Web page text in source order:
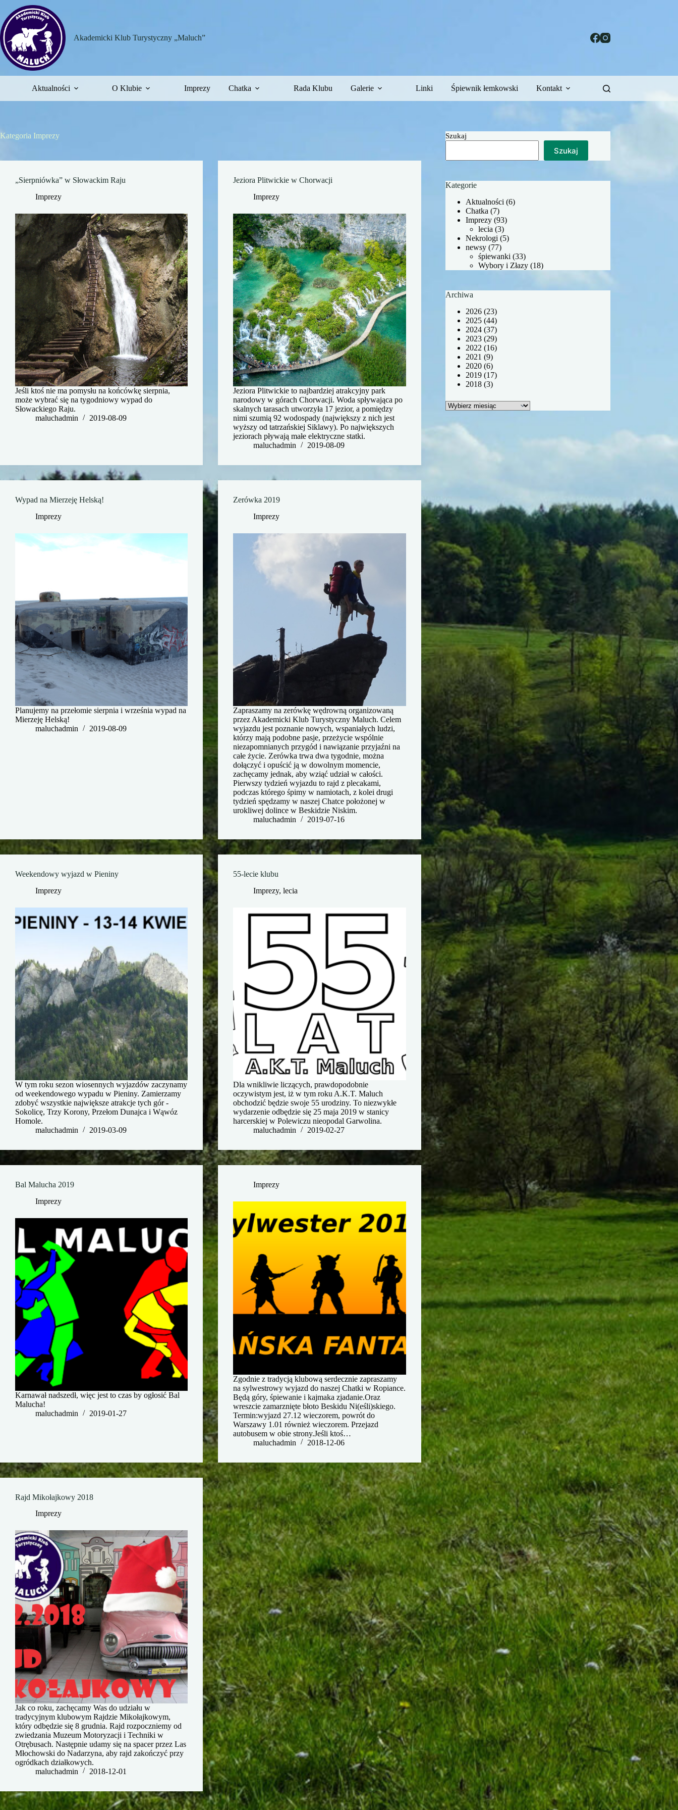
treści
Akademicki Klub Turystyczny „Maluch”
Aktualności O Klubie Imprezy Chatka Rada Klubu Galerie Linki Śpiewnik łemkowski Kontakt
Kategoria Imprezy
„Sierpniówka” w Słowackim Raju
Imprezy
Jeśli ktoś nie ma pomysłu na końcówkę sierpnia,
może wybrać się na tygodniowy wypad do
Słowackiego Raju.
maluchadmin
2019-08-09
Jeziora Plitwickie w Chorwacji
Imprezy
Jeziora Plitwickie to najbardziej atrakcyjny park
narodowy w górach Chorwacji. Woda spływająca po
skalnych tarasach utworzyła 17 jezior, a pomiędzy
nimi szumią 92 wodospady (największy z nich jest
wyższy od tatrzańskiej Siklawy). Po największych
jeziorach pływają małe elektryczne statki.
maluchadmin
2019-08-09
Wypad na Mierzeję Helską!
Imprezy
Planujemy na przełomie sierpnia i września wypad na
Mierzeję Helską!
maluchadmin
2019-08-09
Zerówka 2019
Imprezy
Zapraszamy na zerówkę wędrowną organizowaną
przez Akademicki Klub Turystyczny Maluch. Celem
wyjazdu jest poznanie nowych, wspaniałych ludzi,
którzy mają podobne pasje, przeżycie wspólnie
niezapomnianych przygód i nawiązanie przyjaźni na
całe życie. Zerówka trwa dwa tygodnie, można
dołączyć i opuścić ją w dowolnym momencie,
zachęcamy jednak, aby wziąć udział w całości.
Pierwszy tydzień wyjazdu to rajd z plecakami,
podczas którego śpimy w namiotach, z kolei drugi
tydzień spędzamy w naszej Chatce położonej w
urokliwej dolince w Beskidzie Niskim.
maluchadmin
2019-07-16
Weekendowy wyjazd w Pieniny
Imprezy
W tym roku sezon wiosennych wyjazdów zaczynamy
od weekendowego wypadu w Pieniny. Zamierzamy
zdobyć wszystkie największe atrakcje tych gór -
Sokolicę, Trzy Korony, Przełom Dunajca i Wąwóz
Homole.
maluchadmin
2019-03-09
55-lecie klubu
Imprezy,lecia
Dla wnikliwie liczących, prawdopodobnie
oczywistym jest, iż w tym roku A.K.T. Maluch
obchodzić będzie swoje 55 urodziny. To niezwykłe
wydarzenie odbędzie się 25 maja 2019 w stanicy
harcerskiej w Polewiczu nieopodal Garwolina.
maluchadmin
2019-02-27
Bal Malucha 2019
Imprezy
Karnawał nadszedł, więc jest to czas by ogłosić Bal
Malucha!
maluchadmin
2019-01-27
Imprezy
Zgodnie z tradycją klubową serdecznie zapraszamy
na sylwestrowy wyjazd do naszej Chatki w Ropiance.
Będą góry, śpiewanie i kajmaka zjadanie.Oraz
wreszcie zamarznięte błoto Beskidu Ni(eśli)skiego.
Termin:wyjazd 27.12 wieczorem, powrót do
Warszawy 1.01 również wieczorem. Przejazd
autobusem w obie strony.Jeśli ktoś…
maluchadmin
2018-12-06
Rajd Mikołajkowy 2018
Imprezy
Jak co roku, zachęcamy Was do udziału w
tradycyjnym klubowym Rajdzie Mikołajkowym,
który odbędzie się 8 grudnia. Rajd rozpoczniemy od
zwiedzania Muzeum Motoryzacji i Techniki w
Otrębusach. Następnie udamy się na spacer przez Las
Młochowski do Nadarzyna, aby rajd zakończyć przy
ogródkach działkowych.
maluchadmin
2018-12-01
Szukaj
Szukaj
Kategorie
Aktualności (6)
Chatka (7)
Imprezy (93)
lecia (3)
Nekrologi (5)
newsy (77)
śpiewanki (33)
Wybory i Złazy (18)
Archiwa
2026 (23)
2025 (44)
2024 (37)
2023 (29)
2022 (16)
2021 (9)
2020 (6)
2019 (17)
2018 (3)
Archiwa